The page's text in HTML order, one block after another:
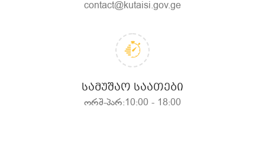
contact@kutaisi.gov.ge
ᲡᲐᲛᲣᲨᲐᲝ ᲡᲐᲐᲗᲔᲑᲘ
ორშ-პარ:10:00 - 18:00